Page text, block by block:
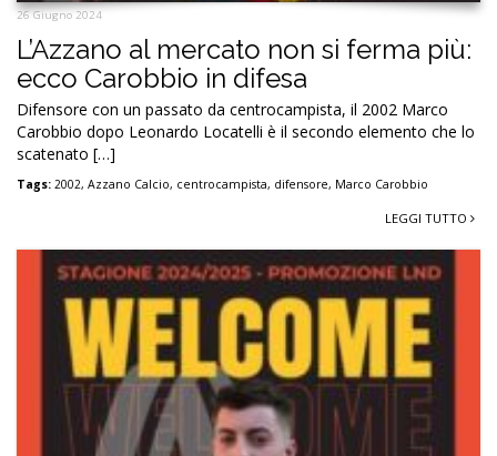
26 Giugno 2024
L’Azzano al mercato non si ferma più:
ecco Carobbio in difesa
Difensore con un passato da centrocampista, il 2002 Marco
Carobbio dopo Leonardo Locatelli è il secondo elemento che lo
scatenato […]
Tags: 2002, Azzano Calcio, centrocampista, difensore, Marco Carobbio
LEGGI TUTTO